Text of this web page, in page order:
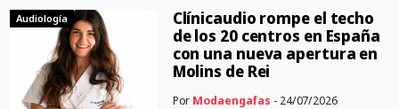
Audiología
Clínicaudio rompe el techo
de los 20 centros en España
con una nueva apertura en
Molins de Rei
Por Modaengafas - 24/07/2026